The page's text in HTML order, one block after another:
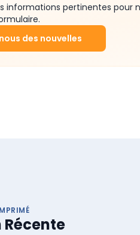
informations pertinentes pour
des nouvelles
Récente